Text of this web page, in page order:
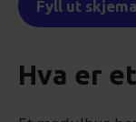
Fyll ut
Hva er